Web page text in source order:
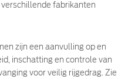
fabrikanten
zijn een aanvulling op en
inschatting en controle van
voor veilig rijgedrag. Zie